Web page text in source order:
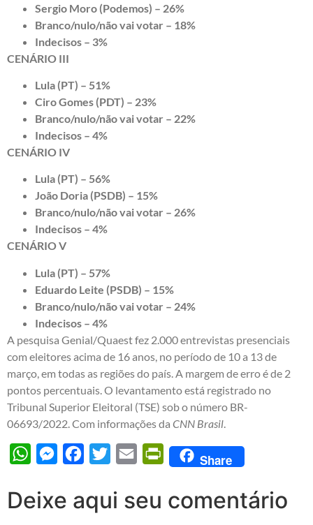
Sergio Moro (Podemos) – 26%
Branco/nulo/não vai votar – 18%
Indecisos – 3%
CENÁRIO III
Lula (PT) – 51%
Ciro Gomes (PDT) – 23%
Branco/nulo/não vai votar – 22%
Indecisos – 4%
CENÁRIO IV
Lula (PT) – 56%
João Doria (PSDB) – 15%
Branco/nulo/não vai votar – 26%
Indecisos – 4%
CENÁRIO V
Lula (PT) – 57%
Eduardo Leite (PSDB) – 15%
Branco/nulo/não vai votar – 24%
Indecisos – 4%
A pesquisa Genial/Quaest fez 2.000 entrevistas presenciais
com eleitores acima de 16 anos, no período de 10 a 13 de
março, em todas as regiões do país. A margem de erro é de 2
pontos percentuais. O levantamento está registrado no
Tribunal Superior Eleitoral (TSE) sob o número BR-
06693/2022. Com informações da CNN Brasil.
WhatsAppMessengerFacebook
Twitter Email PrintFriendly
Share
Deixe aqui seu comentário